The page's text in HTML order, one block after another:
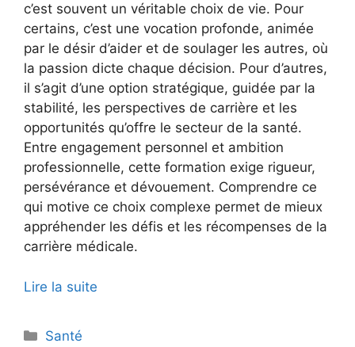
c’est souvent un véritable choix de vie. Pour
certains, c’est une vocation profonde, animée
par le désir d’aider et de soulager les autres, où
la passion dicte chaque décision. Pour d’autres,
il s’agit d’une option stratégique, guidée par la
stabilité, les perspectives de carrière et les
opportunités qu’offre le secteur de la santé.
Entre engagement personnel et ambition
professionnelle, cette formation exige rigueur,
persévérance et dévouement. Comprendre ce
qui motive ce choix complexe permet de mieux
appréhender les défis et les récompenses de la
carrière médicale.
Lire la suite
Catégories
Santé